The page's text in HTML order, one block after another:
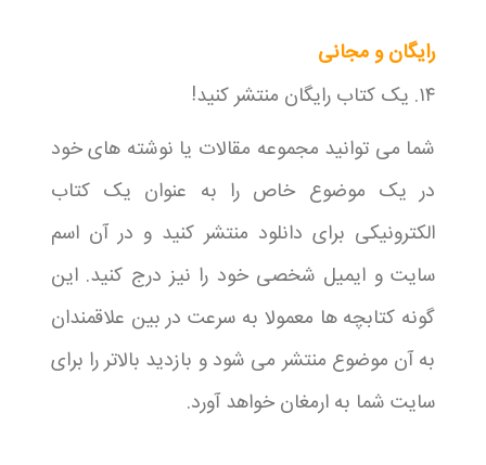
رایگان و مجانی
۱۴. یک کتاب رایگان منتشر کنید!
شما می توانید مجموعه مقالات یا نوشته های خود
در یک موضوع خاص را به عنوان یک کتاب
الکترونیکی برای دانلود منتشر کنید و در آن اسم
سایت و ایمیل شخصی خود را نیز درج کنید. این
گونه کتابچه ها معمولا به سرعت در بین علاقمندان
به آن موضوع منتشر می شود و بازدید بالاتر را برای
سایت شما به ارمغان خواهد آورد.